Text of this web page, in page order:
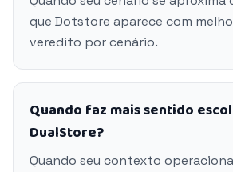
que Dotstore aparece com
veredito por cenário.
Quando faz mais sentido
DualStore?
Quando seu contexto